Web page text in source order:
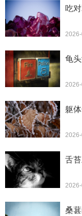
吃
龟
躯
舌
桑